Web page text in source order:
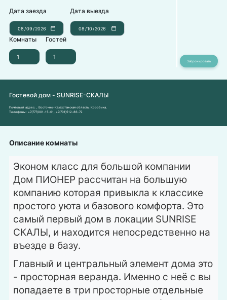
Дата заезда Дата выезда
Комнаты Гостей
Гостевой дом - SUNRISE-СКАЛЫ
Почтовый адрес:
, Восточно-Казахстанская область, Коробиха,
Телефоны: +7(777)001-15-01 +7(701)512-86-72
Описание комнаты